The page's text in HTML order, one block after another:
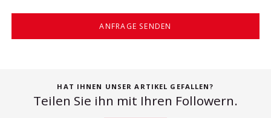
ANFRAGE SENDEN
HAT IHNEN UNSER ARTIKEL GEFALLEN?
Teilen Sie ihn mit Ihren Followern.